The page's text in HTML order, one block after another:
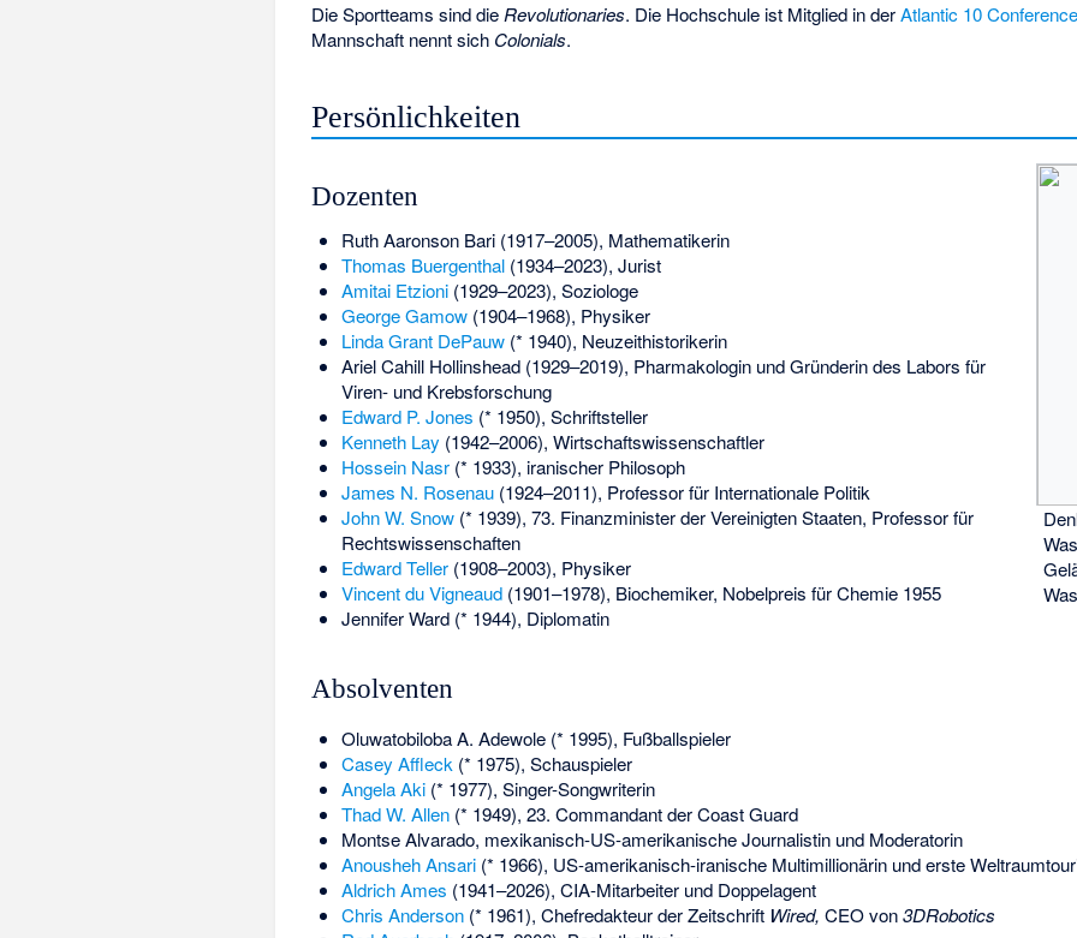
Die Sportteams sind die Revolutionaries. Die Hochschule ist Mitglied in derAtlantic 10
Mannschaft nennt sich Colonials.
Persönlichkeiten
Dozenten
Ruth Aaronson Bari(1917–2005), Mathematikerin
Thomas Buergenthal(1934–2023), Jurist
Amitai Etzioni(1929–2023), Soziologe
George Gamow(1904–1968), Physiker
Linda Grant DePauw(* 1940), Neuzeithistorikerin
Ariel Cahill Hollinshead(1929–2019), Pharmakologin und Gründerin des Labors für
Viren- und Krebsforschung
Edward P. Jones (* 1950), Schriftsteller
Kenneth Lay (1942–2006), Wirtschaftswissenschaftler
Hossein Nasr(* 1933), iranischer Philosoph
James N. Rosenau(1924–2011), Professor für Internationale Politik
John W. Snow(* 1939), 73. Finanzminister der Vereinigten Staaten, Professor für
Rechtswissenschaften
Edward Teller(1908–2003), Physiker
Vincent du Vigneaud(1901–1978), Biochemiker, Nobelpreis für Chemie 1955
Jennifer Ward(* 1944), Diplomatin
Absolventen
Oluwatobiloba A. Adewole(* 1995), Fußballspieler
Casey Affleck (* 1975), Schauspieler
Angela Aki(* 1977), Singer-Songwriterin
Thad W. Allen(* 1949), 23. Commandant der Coast Guard
Montse Alvarado, mexikanisch-US-amerikanische Journalistin und Moderatorin
Anousheh Ansari(* 1966), US-amerikanisch-iranische Multimillionärin und erste
Aldrich Ames (1941–2026), CIA-Mitarbeiter und Doppelagent
Chris Anderson(* 1961), Chefredakteur der Zeitschrift Wired, CEO von3DRobotics